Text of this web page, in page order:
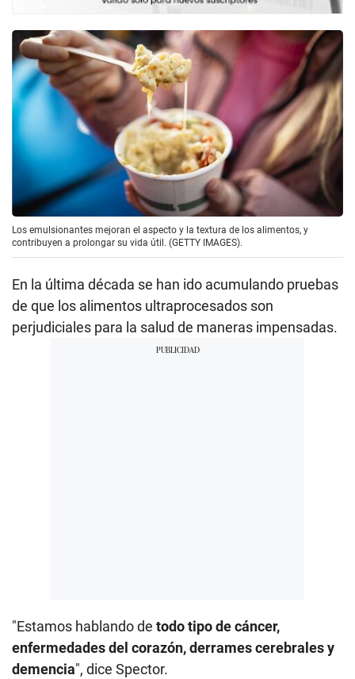
Los emulsionantes mejoran el aspecto y la textura de los alimentos, y
contribuyen a prolongar su vida útil. (GETTY IMAGES).
En la última década se han ido acumulando pruebas
de que los alimentos ultraprocesados son
perjudiciales para la salud de maneras impensadas.
"Estamos hablando de todo tipo de cáncer,
enfermedades del corazón, derrames cerebrales y
demencia", dice Spector.